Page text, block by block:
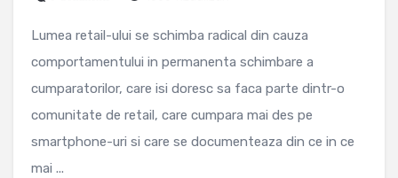
Lumea retail-ului se schimba radical din cauza
comportamentului in permanenta schimbare a
cumparatorilor, care isi doresc sa faca parte dintr-o
comunitate de retail, care cumpara mai des pe
smartphone-uri si care se documenteaza din ce in ce
mai ...